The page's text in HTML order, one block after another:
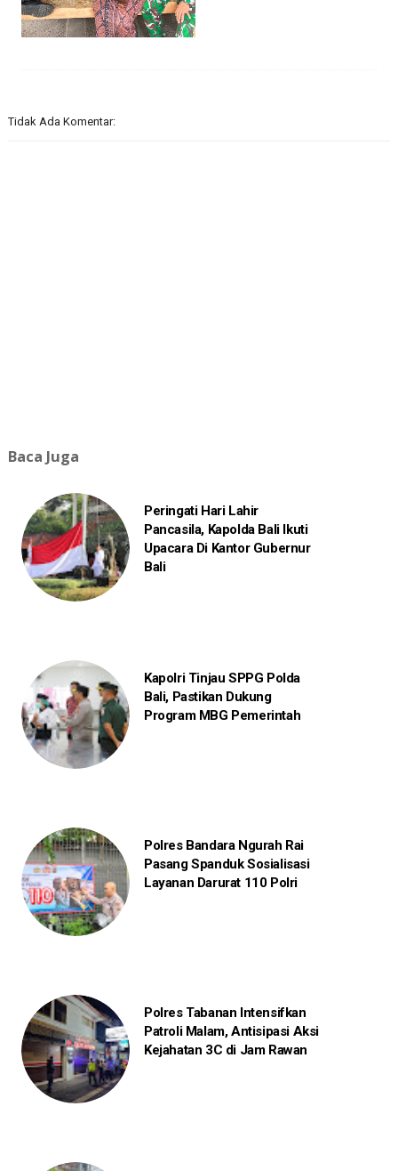
Tidak Ada Komentar:
Baca Juga
Peringati Hari Lahir
Pancasila, Kapolda Bali Ikuti
Upacara Di Kantor Gubernur
Bali
Kapolri Tinjau SPPG Polda
Bali, Pastikan Dukung
Program MBG Pemerintah
Polres Bandara Ngurah Rai
Pasang Spanduk Sosialisasi
Layanan Darurat 110 Polri
Polres Tabanan Intensifkan
Patroli Malam, Antisipasi Aksi
Kejahatan 3C di Jam Rawan